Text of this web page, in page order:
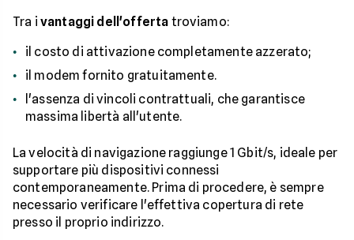
Tra i vantaggi dell'offerta troviamo:
il costo di attivazione completamente azzerato;
il modem fornito gratuitamente.
l'assenza di vincoli contrattuali, che garantisce
massima libertà all'utente.
La velocità di navigazione raggiunge 1 Gbit/s, ideale per
supportare più dispositivi connessi
contemporaneamente. Prima di procedere, è sempre
necessario verificare l'effettiva copertura di rete
presso il proprio indirizzo.